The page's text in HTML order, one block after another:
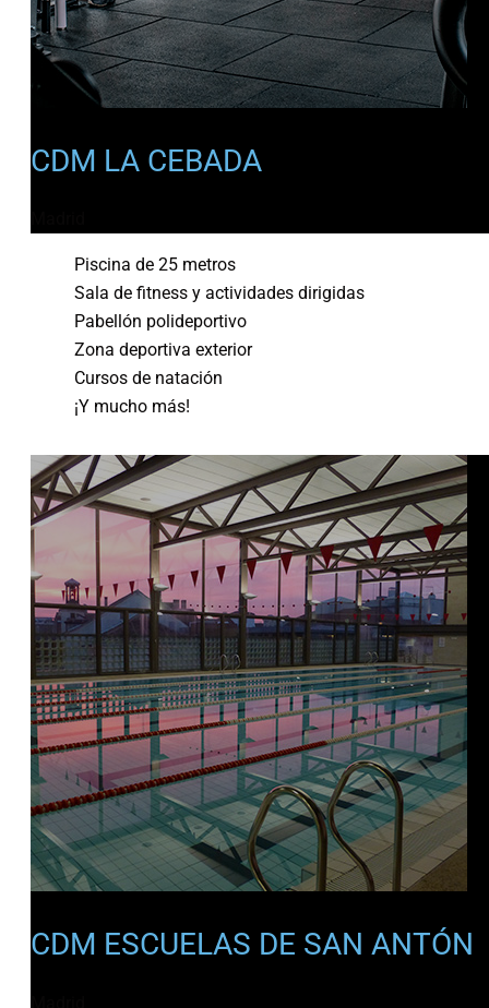
CDM LA CEBADA
Piscina de 25 metros
Sala de fitness y actividades dirigidas
Pabellón polideportivo
Zona deportiva exterior
Cursos de natación
¡Y mucho más!
CDM ESCUELAS DE SAN ANTÓN